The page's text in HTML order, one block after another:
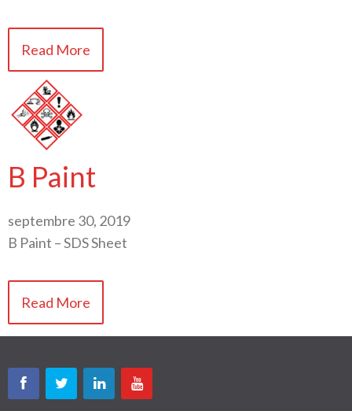
Read More
B Paint
septembre 30, 2019
B Paint – SDS Sheet
Read More